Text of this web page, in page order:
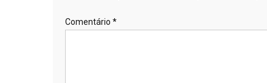
Comentário *